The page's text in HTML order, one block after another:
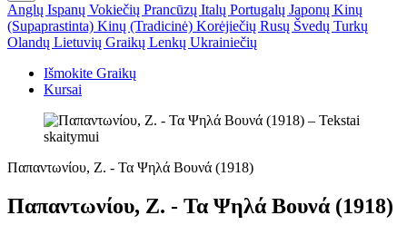
Anglų Ispanų Vokiečių Prancūzų Italų Portugalų Japonų Kinų
(Supaprastinta) Kinų (Tradicinė) Korėjiečių Rusų Švedų Turkų
Olandų Lietuvių Graikų Lenkų Ukrainiečių
Išmokite Graikų
Kursai
Παπαντωνίου, Ζ. - Τα Ψηλά Βουνά (1918)
Παπαντωνίου, Ζ. - Τα Ψηλά Βουνά (1918)